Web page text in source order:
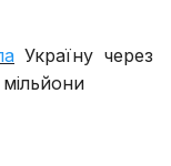
Україну через